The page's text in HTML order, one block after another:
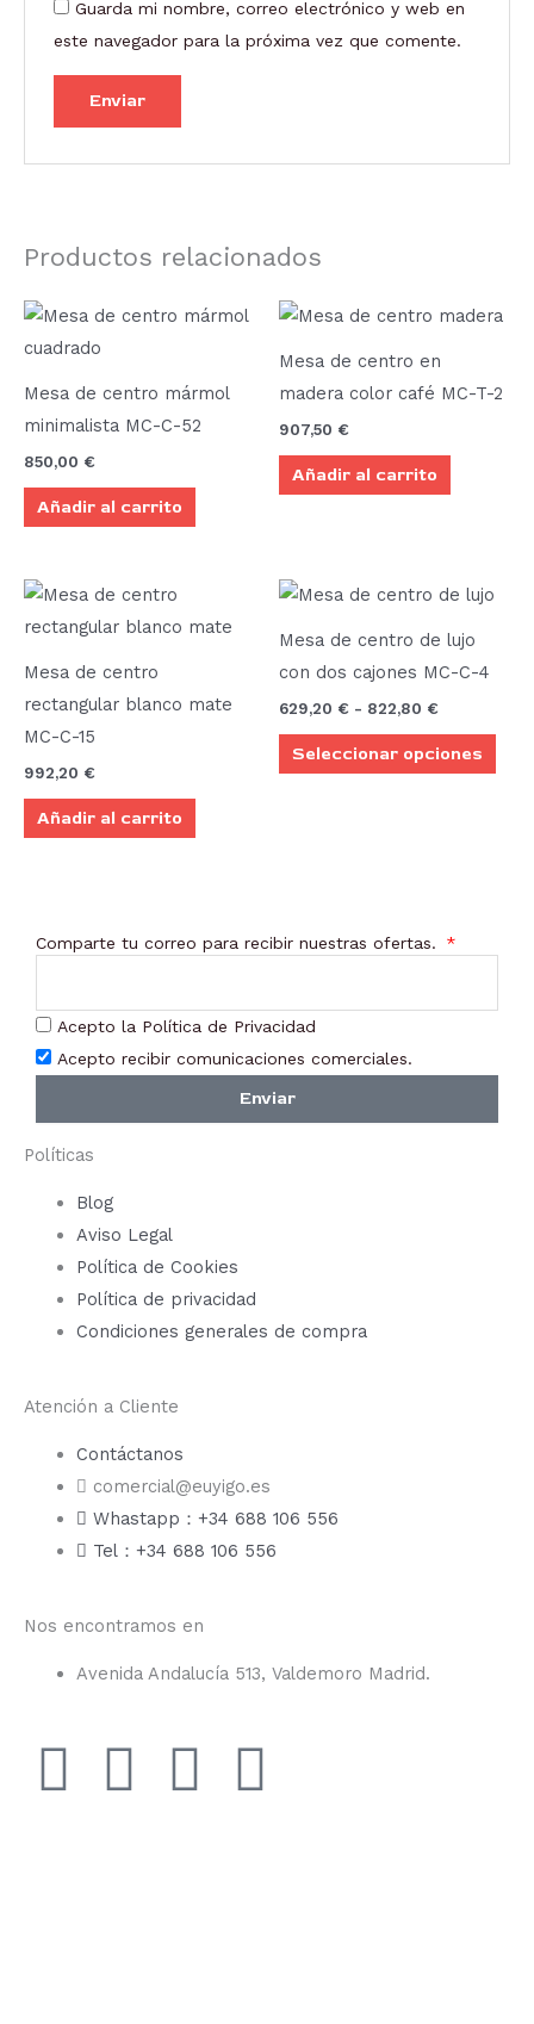
Guarda mi nombre, correo electrónico y web en
este navegador para la próxima vez que comente.
Productos relacionados
Mesa de centro mármol
minimalista MC-C-52
850,00 €
Añadir al carrito
Mesa de centro en
madera color café MC-T-2
907,50 €
Añadir al carrito
Mesa de centro
rectangular blanco mate
MC-C-15
992,20 €
Añadir al carrito
Mesa de centro de lujo
con dos cajones MC-C-4
629,20 € - 822,80 €
Rango
desde
629,20 €
Seleccionar opciones
de
Comparte tu correo para recibir nuestras ofertas.
Acepto la Política de Privacidad
Acepto recibir comunicaciones comerciales.
Enviar
Políticas
Blog
Aviso Legal
Política de Cookies
Política de privacidad
Condiciones generales de compra
Atención a Cliente
Contáctanos
comercial@euyigo.es
Whastapp：+34 688 106 556
Tel：+34 688 106 556
Nos encontramos en
Avenida Andalucía 513, Valdemoro Madrid.
F
I
Y
T